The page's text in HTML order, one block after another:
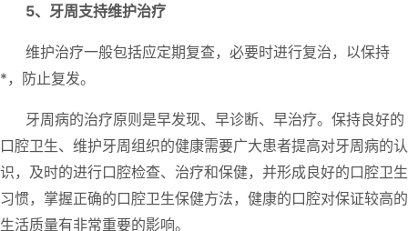
5、牙周支持维护治疗
维护治疗一般包括应定期复查，必要时进行复治，以保持
*，防止复发。
牙周病的治疗原则是早发现、早诊断、早治疗。保持良好的
口腔卫生、维护牙周组织的健康需要广大患者提高对牙周病的认
识，及时的进行口腔检查、治疗和保健，并形成良好的口腔卫生
习惯，掌握正确的口腔卫生保健方法，健康的口腔对保证较高的
生活质量有非常重要的影响。